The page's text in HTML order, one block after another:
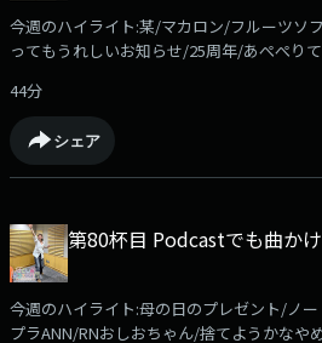
たい国」の「マックスの理想のシチュエー
藤栞里がそれに刺激され、ケニア欲を高め
「ケニア」でお願いします
今週のハイライト:某/マカロン/フルーツソ
ってもうれしいお知らせ/25周年/あぺぺり
ニコラボグッズは今日まで今週のコーナー
radikoアプリなら過去回もお聴きいただけま
https://radiko.jp/podcast/channels/
351d239da28b?share=1コーナーメール、
します！番組公式Xアカウント
かほかSunday「エンタメ情報に関する質問
里がそれに答えながら、ほかほかのご飯を
と夢見る「ケニア」リスナーの皆さんも、
44分
シェア
第80杯目 Podcastでも曲か
今週のハイライト:母の日のプレゼント/ノ
プラANN/RNおしおちゃん/捨てようかなや